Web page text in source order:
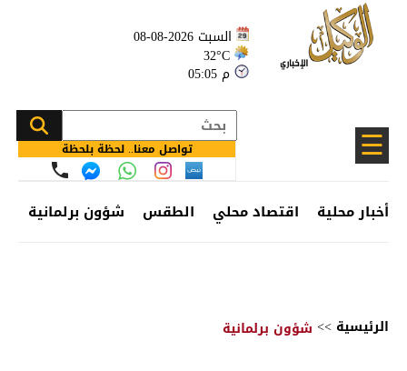
السبت 2026-08-08
32°C
05:05 م
☰ تواصل معنا.. لحظة بلحظة
أخبار محلية اقتصاد محلي الطقس شؤون برلمانية
الرئيسية >> شؤون برلمانية